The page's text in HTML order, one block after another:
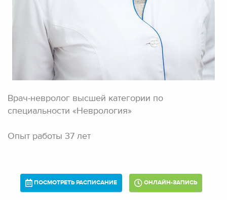
Врач-невролог высшей категории по
специальности «Неврология»
Опыт работы 37 лет
ПОСМОТРЕТЬ РАСПИСАНИЕ ОНЛАЙН-ЗАПИСЬ